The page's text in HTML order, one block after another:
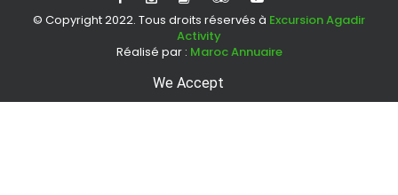
© Copyright 2022. Tous droits réservés à Excursion Agadir
Activity
Réalisé par : Maroc Annuaire
We Accept